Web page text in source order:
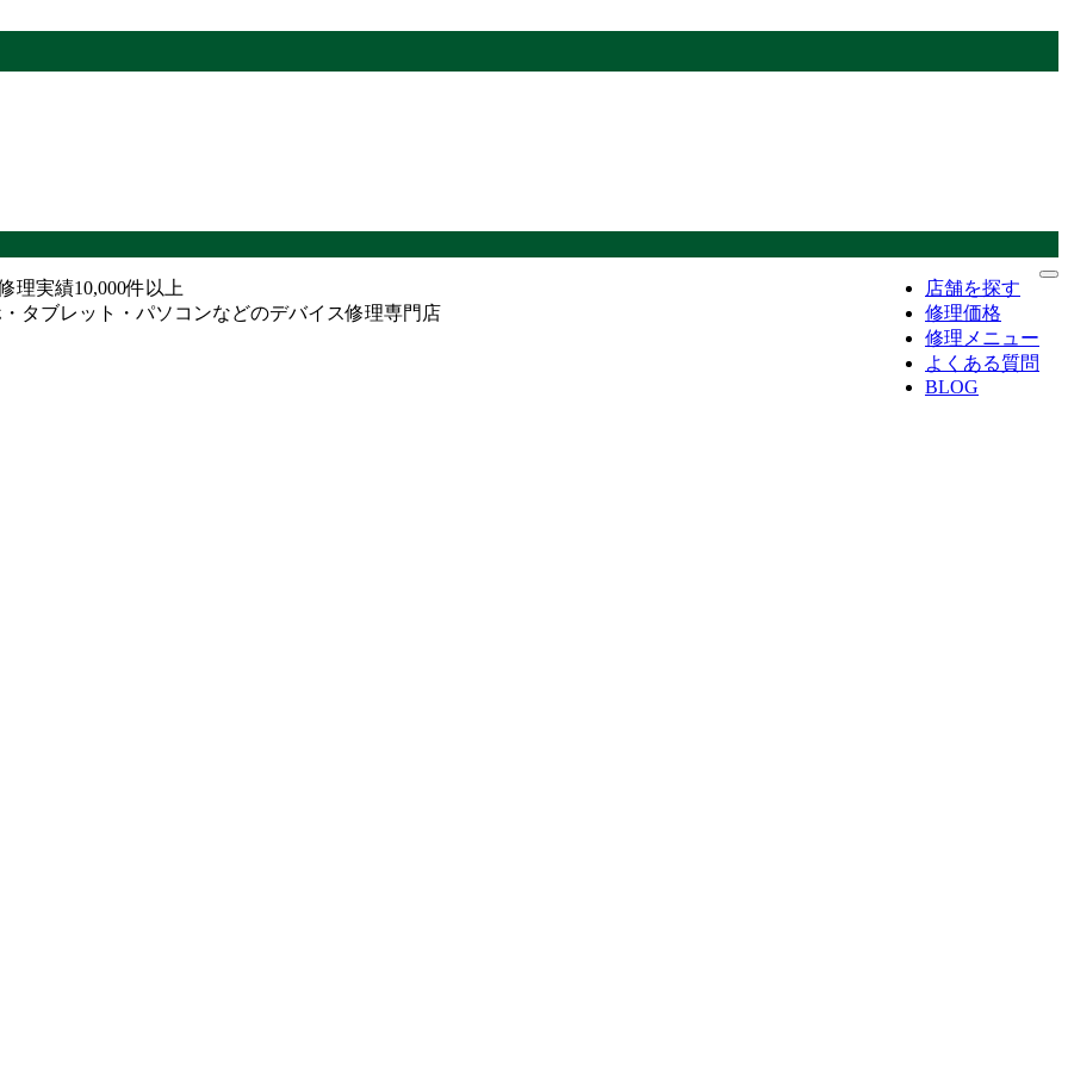
理実績10,000件以上
タブレット・パソコンなどのデバイス修理専門店
店舗を探す
修理価格
修理メニュー
よくある質問
BLOG